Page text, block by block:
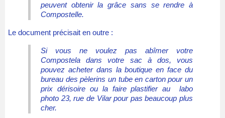
peuvent obtenir la grâce sans se rendre à
Compostelle.
Le document précisait en outre :
Si vous ne voulez pas abîmer votre
Compostela dans votre sac à dos, vous
pouvez acheter dans la boutique en face du
bureau des pèlerins un tube en carton pour un
prix dérisoire ou la faire plastifier au labo
photo 23, rue de Vilar pour pas beaucoup plus
cher.